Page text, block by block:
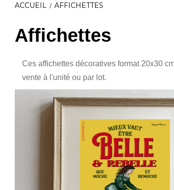
ACCUEIL AFFICHETTES
Affichettes
Ces affichettes décoratives format 20x30
vente à l'unité ou par lot.
Affichette BELLE ET
6,00 €